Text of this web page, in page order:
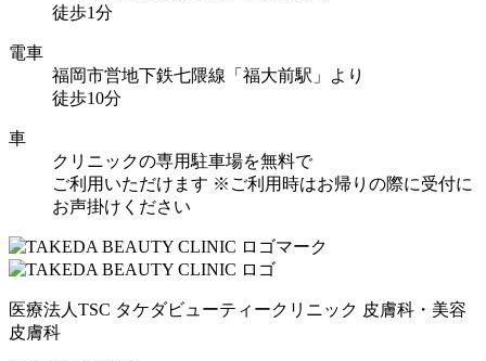
徒歩1分
電車
福岡市営地下鉄七隈線「福大前駅」より
徒歩10分
車
クリニックの専用駐車場を無料で
ご利用いただけます ※ご利用時はお帰りの際に受付に
お声掛けください
医療法人TSC タケダビューティークリニック 皮膚科・美容
皮膚科